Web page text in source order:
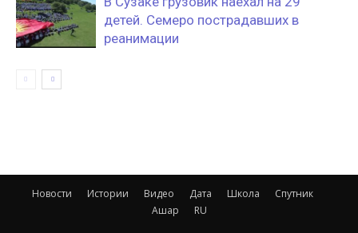
детей. Семеро пострадавших в
реанимации
Новости Истории Видео Дата Школа
Спутник
Ашар
RU